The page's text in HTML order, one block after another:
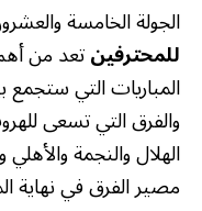
الجولة الخامسة
للمحترفينتعد من
المباريات التي
والفرق التي تسعى
الهلال والنجمة
مصير الفرق في نهاية